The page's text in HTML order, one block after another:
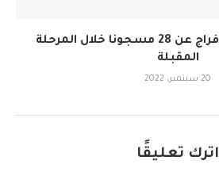
العفو الرئاسى .. الافراج عن 28 مسجونا خلال المرحلة
المقبلة
20 سبتمبر، 2022
اترك تعليقًا